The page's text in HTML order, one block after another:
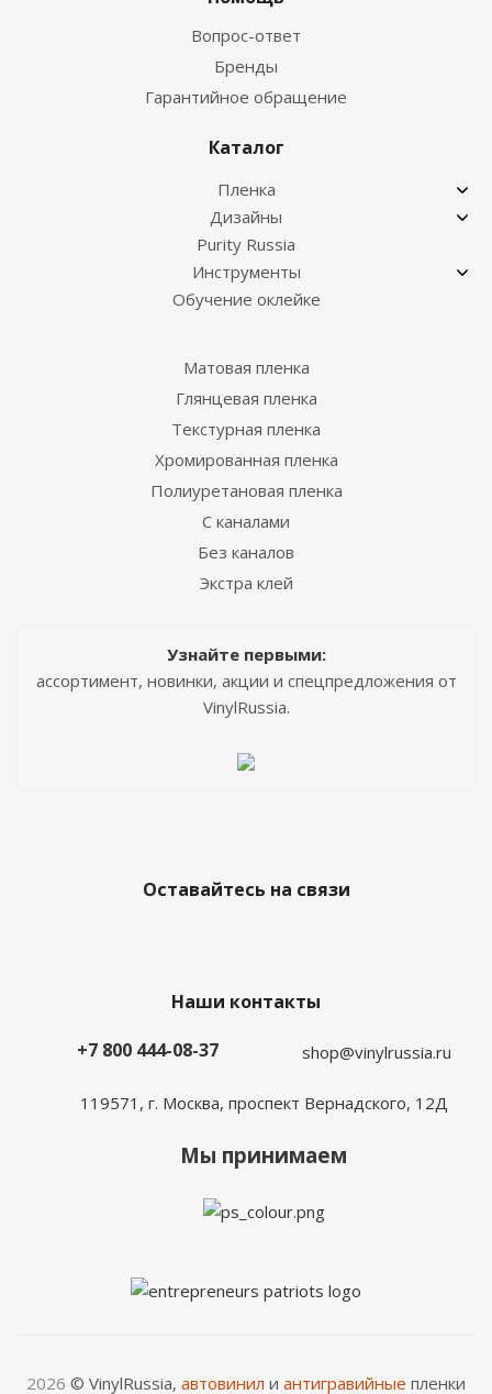
Вопрос-ответ
Бренды
Гарантийное обращение
Каталог
Пленка
Дизайны
Purity Russia
Инструменты
Обучение оклейке
Матовая пленка
Глянцевая пленка
Текстурная пленка
Хромированная пленка
Полиуретановая пленка
С каналами
Без каналов
Экстра клей
Узнайте первыми:
ассортимент, новинки, акции и спецпредложения от
VinylRussia.
Оставайтесь на связи
Наши контакты
+7 800 444-08-37
shop@vinylrussia.ru
119571, г. Москва, проспект Вернадского, 12Д
Мы принимаем
2026 © VinylRussia, автовинил и антигравийные пленки